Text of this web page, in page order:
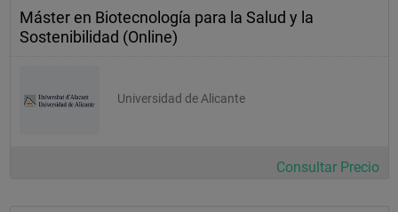
Máster en Biotecnología para la Salud y la
Sostenibilidad (Online)
Universidad de Alicante
Consultar Precio